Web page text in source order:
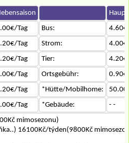
Tag Bus:
Tag Strom:
Tag Tier:
Tag Ortsgebühr:
Tag *Hütte/Mobilhome:
Tag *Gebäude:
- -
mimosezonu)
16100Kč/týden(9800Kč